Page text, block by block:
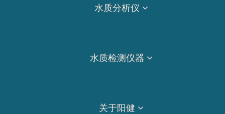
水质分析仪
水质检测仪器
关于阳健